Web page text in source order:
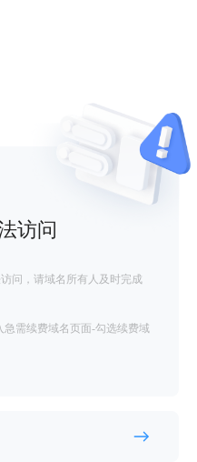
访问
问，请域名所有人及时完成
需续费域名页面-勾选续费域